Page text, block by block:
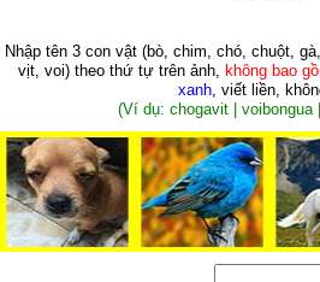
Nhập tên 3 con vật (bò, chim, chó, chuột,
vịt, voi)theo thứ tự trên ảnh, không bao
xanh, viết liền,
(Ví dụ: chogavit | voibongua